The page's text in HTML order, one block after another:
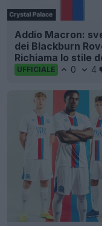
Addio Macron:
dei Blackburn
Richiama lo stile
UFFICIALE 0 4